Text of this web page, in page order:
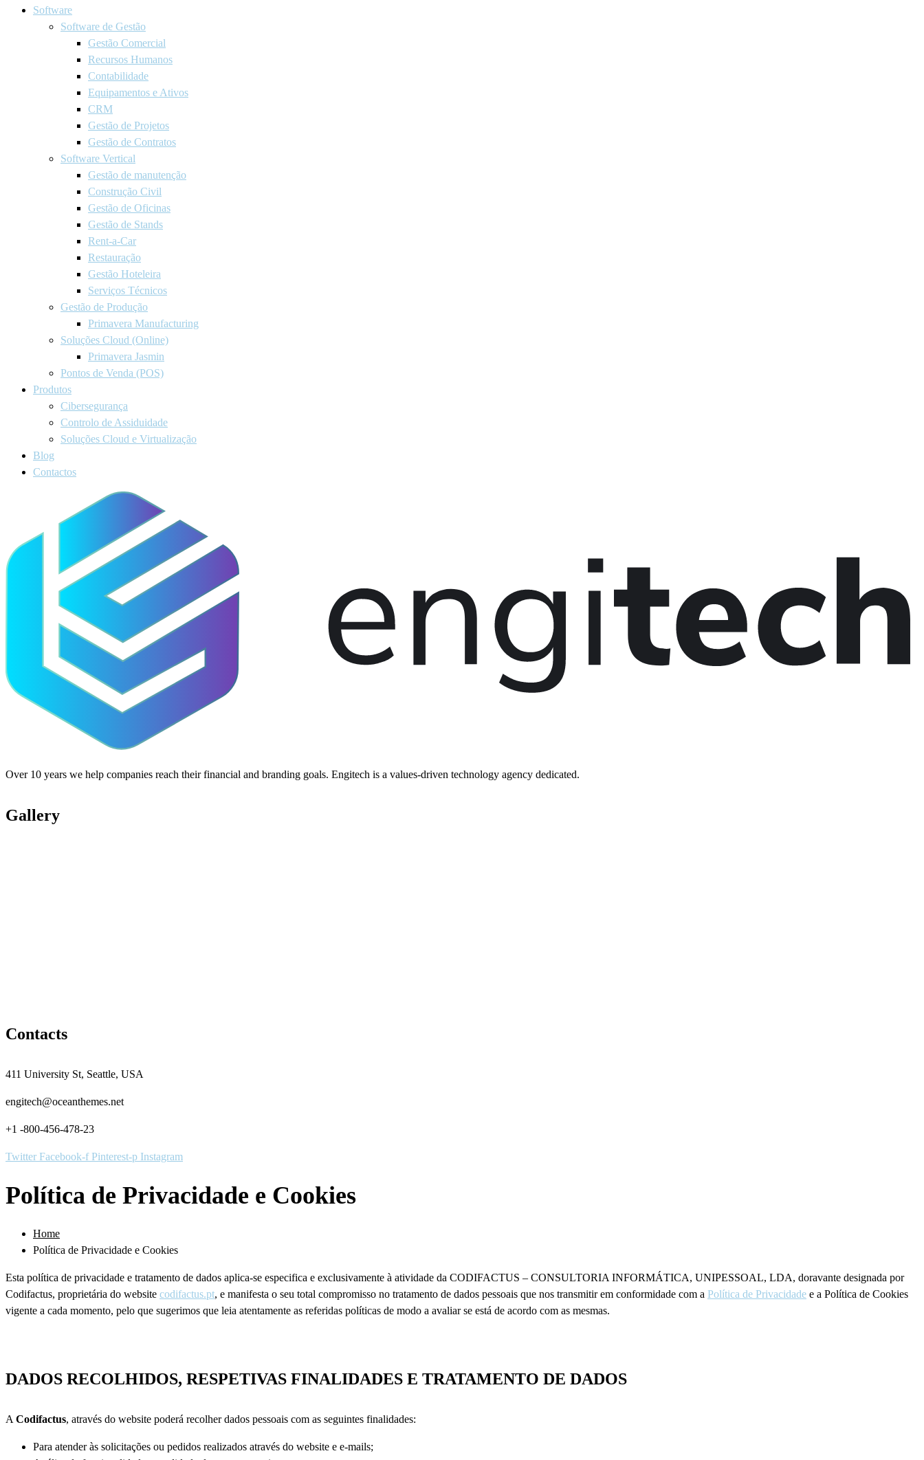
Software
Software de Gestão
Gestão Comercial
Recursos Humanos
Contabilidade
Equipamentos e Ativos
CRM
Gestão de Projetos
Gestão de Contratos
Software Vertical
Gestão de manutenção
Construção Civil
Gestão de Oficinas
Gestão de Stands
Rent-a-Car
Restauração
Gestão Hoteleira
Serviços Técnicos
Gestão de Produção
Primavera Manufacturing
Soluções Cloud (Online)
Primavera Jasmin
Pontos de Venda (POS)
Produtos
Cibersegurança
Controlo de Assiduidade
Soluções Cloud e Virtualização
Blog
Contactos
Over 10 years we help companies reach their financial and branding goals. Engitech is a values-driven technology agency dedicated.
Gallery
Contacts
411 University St, Seattle, USA
engitech@oceanthemes.net
+1 -800-456-478-23
Twitter Facebook-f Pinterest-p Instagram
Política de Privacidade e Cookies
Home
Política de Privacidade e Cookies
Esta política de privacidade e tratamento de dados aplica-se especifica e exclusivamente à atividade da CODIFACTUS – CONSULTORIA INFORMÁTICA, UNIPESSOAL, LDA, doravante designada por
Codifactus, proprietária do website codifactus.pt, e manifesta o seu total compromisso no tratamento de dados pessoais que nos transmitir em conformidade com a Política de Privacidade e a Política de Cookies
vigente a cada momento, pelo que sugerimos que leia atentamente as referidas políticas de modo a avaliar se está de acordo com as mesmas.
DADOS RECOLHIDOS, RESPETIVAS FINALIDADES E TRATAMENTO DE DADOS
A Codifactus, através do website poderá recolher dados pessoais com as seguintes finalidades:
Para atender às solicitações ou pedidos realizados através do website e e-mails;